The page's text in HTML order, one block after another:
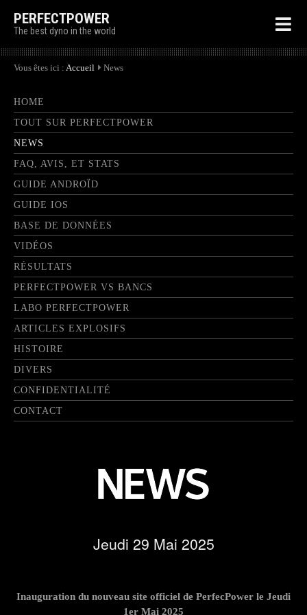
PERFECTPOWER
The best dyno in the world
Vous êtes ici : Accueil News
HOME
TOUT SUR PERFECTPOWER
NEWS
FAQ, AVIS, ET STATS
GUIDE ANDROÏD
GUIDE IOS
BASE DE DONNÉES
VIDÉOS
RÉSULTATS
PERFECTPOWER VS BANCS
LABO PERFECTPOWER
ARTICLES EXPLOSIFS
HISTOIRE
DIVERS
CONFIDENTIALITÉ
CONTACT
Jeudi 29 Mai 2025
Inauguration du nouveau site officiel de PerfecPower le Jeudi
1er Mai 2025